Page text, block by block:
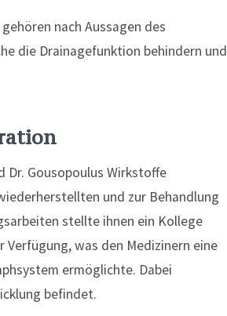
nach Aussagen des
die Drainagefunktion behindern und
Dr. Gousopoulus Wirkstoffe
und zur Behandlung
stellte ihnen ein Kollege
was den Medizinern eine
ermöglichte. Dabei
befindet.